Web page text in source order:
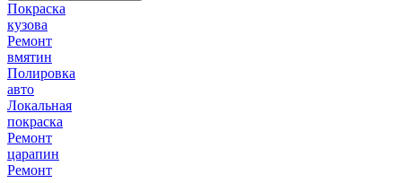
Покраска
кузова
Ремонт
вмятин
Полировка
авто
Локальная
покраска
Ремонт
царапин
Ремонт